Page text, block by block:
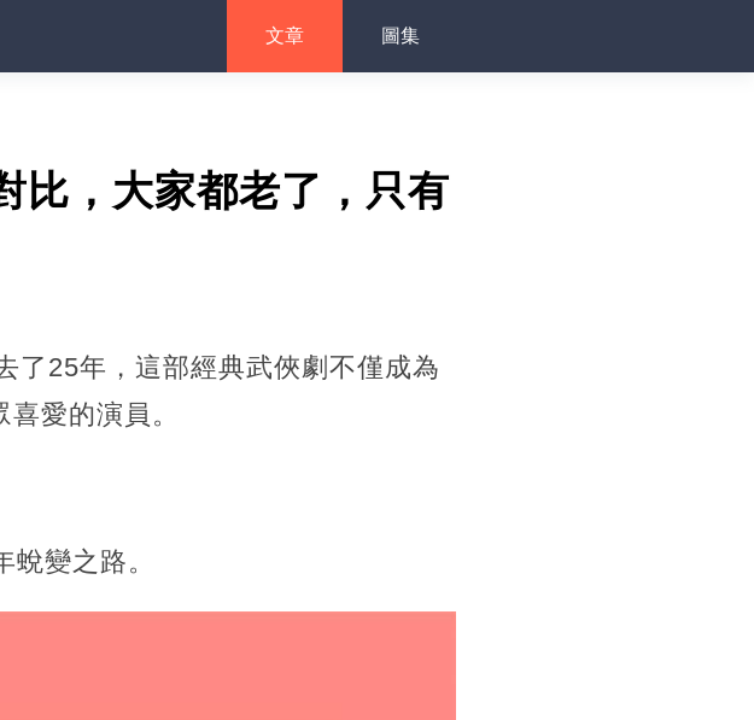
文章 圖集
比，大家都老了，只有
了25年，這部經典武俠劇不僅成為
愛的演員。
變之路。